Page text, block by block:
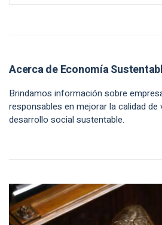
Acerca de Economía
Brindamos información sobre
responsables en mejorar la calidad de
desarrollo social sustentable.